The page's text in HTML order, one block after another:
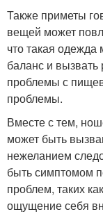
Также приметы
вещей может
что такая
баланс и вызвать
проблемы с
проблемы.
Вместе с тем,
может быть
нежеланием
быть симптомом
проблем, таких
ощущение себя